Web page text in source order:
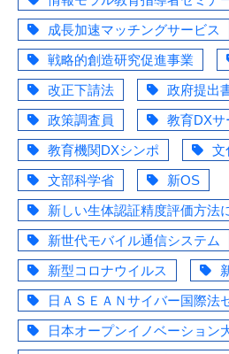
成長加速マッチングサービス
戦略的創造研究促進事業
改正下請法
政府提出
政策調査員
教育DXサ
教育機関DXシンポ
文
文部科学省
新OS
新しい生体認証精度評価方法
新世代モバイル通信システム
新型コロナウイルス
日ＡＳＥＡＮサイバー国際法
日本オープンイノベーション